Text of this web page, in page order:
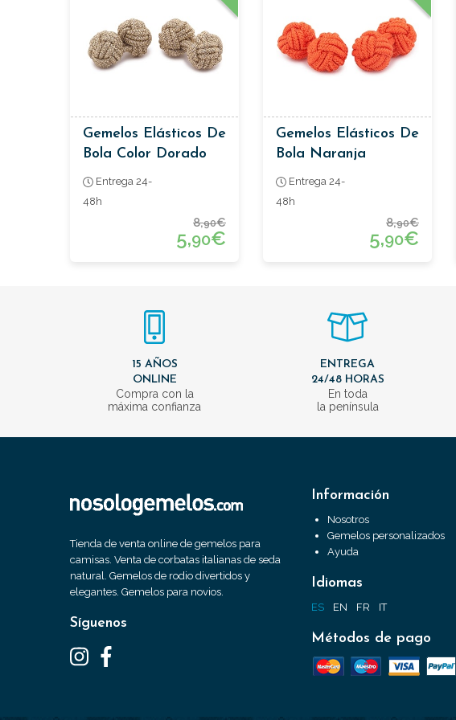
Gemelos Elásticos De
Bola Color Dorado
Entrega 24-
48h
8,90€
5,90€
Gemelos Elásticos De
Bola Naranja
Entrega 24-
48h
8,90€
5,90€
15 AÑOS
ONLINE
Compra con la
máxima confianza
ENTREGA
24/48 HORAS
En toda
la península
Tienda de venta online de gemelos para
camisas. Venta de corbatas italianas de seda
natural. Gemelos de rodio divertidos y
elegantes. Gemelos para novios.
Síguenos
Información
Nosotros
Gemelos personalizados
Ayuda
Idiomas
ES EN FR IT
Métodos de pago